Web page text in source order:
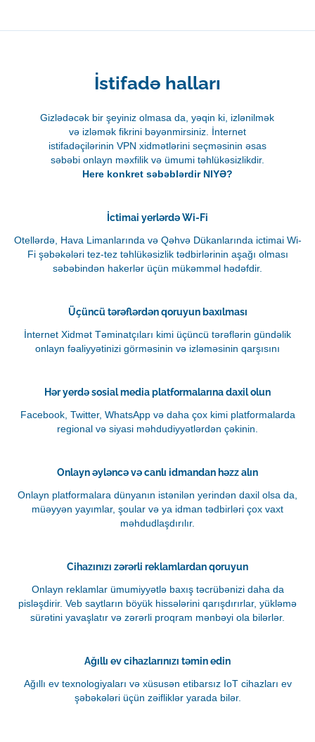
İstifadə halları
Gizlədəcək bir şeyiniz olmasa da, yəqin ki, izlənilmək
və izləmək fikrini bəyənmirsiniz. İnternet
istifadəçilərinin VPN xidmətlərini seçməsinin əsas
səbəbi onlayn məxfilik və ümumi təhlükəsizlikdir.
Here konkret səbəblərdir NIYƏ?
İctimai yerlərdə Wi-Fi
Otellərdə, Hava Limanlarında və Qəhvə Dükanlarında ictimai Wi-
Fi şəbəkələri tez-tez təhlükəsizlik tədbirlərinin aşağı olması
səbəbindən hakerlər üçün mükəmməl hədəfdir.
Üçüncü tərəflərdən qoruyun baxılması
İnternet Xidmət Təminatçıları kimi üçüncü tərəflərin gündəlik
onlayn fəaliyyətinizi görməsinin və izləməsinin qarşısını
Hər yerdə sosial media platformalarına daxil olun
Facebook, Twitter, WhatsApp və daha çox kimi platformalarda
regional və siyasi məhdudiyyətlərdən çəkinin.
Onlayn əyləncə və canlı idmandan həzz alın
Onlayn platformalara dünyanın istənilən yerindən daxil olsa da,
müəyyən yayımlar, şoular və ya idman tədbirləri çox vaxt
məhdudlaşdırılır.
Cihazınızı zərərli reklamlardan qoruyun
Onlayn reklamlar ümumiyyətlə baxış təcrübənizi daha da
pisləşdirir. Veb saytların böyük hissələrini qarışdırırlar, yükləmə
sürətini yavaşlatır və zərərli proqram mənbəyi ola bilərlər.
Ağıllı ev cihazlarınızı təmin edin
Ağıllı ev texnologiyaları və xüsusən etibarsız IoT cihazları ev
şəbəkələri üçün zəifliklər yarada bilər.